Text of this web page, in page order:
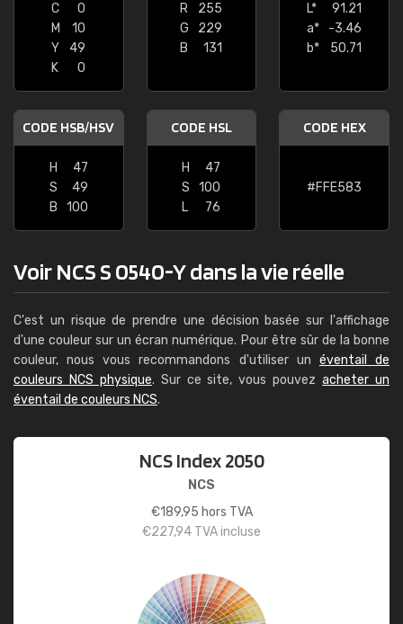
C
0
M
10
Y
49
K
0
R
255
G
229
B
131
L*
91.21
a*
-3.46
b*
50.71
CODE HSB/HSV
H
47
S
49
B
100
CODE HSL
H
47
S
100
L
76
CODE HEX
#FFE583
Voir NCS S 0540-Y dans la vie réelle
C'est un risque de prendre une décision basée sur l'affichage
d'une couleur sur un écran numérique. Pour être sûr de la bonne
couleur, nous vous recommandons d'utiliser un éventail de
couleurs NCS physique. Sur ce site, vous pouvezacheter un
éventail de couleurs NCS.
NCS Index 2050
NCS
€189,95 hors TVA
€227,94 TVA incluse